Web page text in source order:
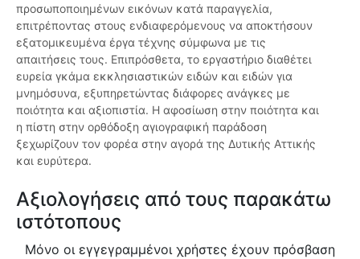
προσωποποιημένων εικόνων κατά παραγγελία,
επιτρέποντας στους ενδιαφερόμενους να αποκτήσουν
εξατομικευμένα έργα τέχνης σύμφωνα με τις
απαιτήσεις τους. Επιπρόσθετα, το εργαστήριο διαθέτει
ευρεία γκάμα εκκλησιαστικών ειδών και ειδών για
μνημόσυνα, εξυπηρετώντας διάφορες ανάγκες με
ποιότητα και αξιοπιστία. Η αφοσίωση στην ποιότητα και
η πίστη στην ορθόδοξη αγιογραφική παράδοση
ξεχωρίζουν τον φορέα στην αγορά της Δυτικής Αττικής
και ευρύτερα.
Αξιολογήσεις από τους παρακάτω
ιστότοπους
Μόνο οι εγγεγραμμένοι χρήστες έχουν πρόσβαση